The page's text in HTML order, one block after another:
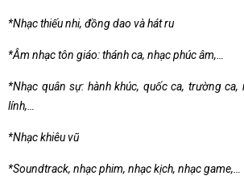
*Nhạc thiếu nhi, đồng dao và hát ru
*Âm nhạc tôn giáo: thánh ca, nhạc phúc âm,…
*Nhạc quân sự: hành khúc, quốc ca, trường ca,
lính,…
*Nhạc khiêu vũ
*Soundtrack, nhạc phim, nhạc kịch, nhạc game,…